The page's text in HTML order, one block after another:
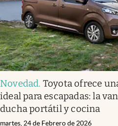
Novedad. Toyota ofrece
ideal para escapadas: la
ducha portátil y cocina
martes, 24 de Febrero de 2026